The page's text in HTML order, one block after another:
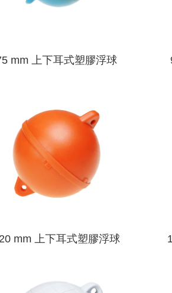
mm 上下耳式塑膠浮球
mm 上下耳式塑膠浮球